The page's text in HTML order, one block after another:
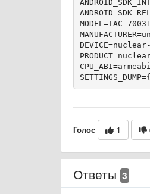
MODEL=TAC-70031
Голос 1
Ответы 3